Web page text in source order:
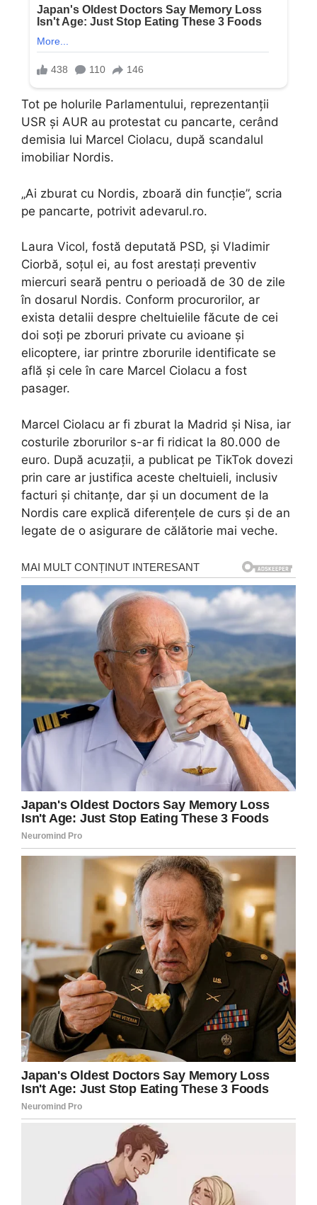
Tot pe holurile Parlamentului, reprezentanții
USR și AUR au protestat cu pancarte, cerând
demisia lui Marcel Ciolacu, după scandalul
imobiliar Nordis.
„Ai zburat cu Nordis, zboară din funcție”, scria
pe pancarte, potrivit adevarul.ro.
Laura Vicol, fostă deputată PSD, și Vladimir
Ciorbă, soțul ei, au fost arestați preventiv
miercuri seară pentru o perioadă de 30 de zile
în dosarul Nordis. Conform procurorilor, ar
exista detalii despre cheltuielile făcute de cei
doi soți pe zboruri private cu avioane și
elicoptere, iar printre zborurile identificate se
află și cele în care Marcel Ciolacu a fost
pasager.
Marcel Ciolacu ar fi zburat la Madrid și Nisa, iar
costurile zborurilor s-ar fi ridicat la 80.000 de
euro. După acuzații, a publicat pe TikTok dovezi
prin care ar justifica aceste cheltuieli, inclusiv
facturi și chitanțe, dar și un document de la
Nordis care explică diferențele de curs și de an
legate de o asigurare de călătorie mai veche.